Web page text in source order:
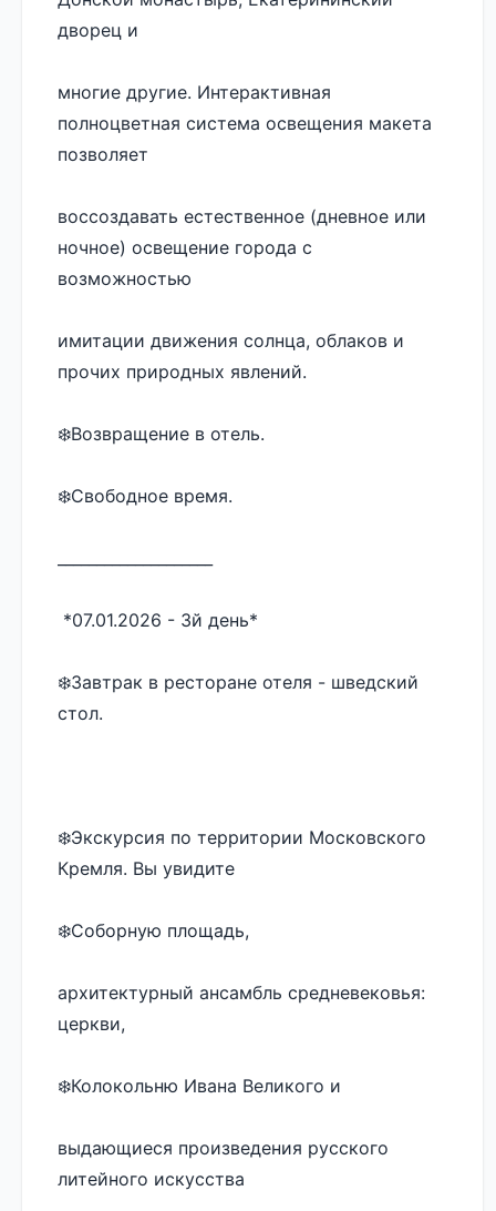
дворец и
многие другие. Интерактивная
полноцветная система освещения макета
позволяет
воссоздавать естественное (дневное или
ночное) освещение города с
возможностью
имитации движения солнца, облаков и
прочих природных явлений.
❄️Возвращение в отель.
❄️Свободное время.
*07.01.2026 - 3й день*
❄️Завтрак в ресторане отеля - шведский
стол.
❄️Экскурсия по территории Московского
Кремля. Вы увидите
❄️Соборную площадь,
архитектурный ансамбль средневековья:
церкви,
❄️Колокольню Ивана Великого и
выдающиеся произведения русского
литейного искусства